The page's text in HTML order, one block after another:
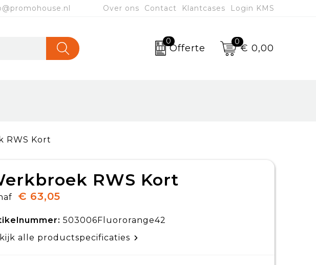
Over ons Contact Klantcases Login KMS
0
Offerte
0
€ 0,00
RWS Kort
RWS Kort
€ 63,05
503006Fluororange42
alle productspecificaties